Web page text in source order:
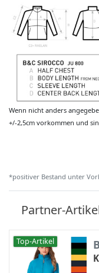
Wenn nicht anders
+/-2,5cm vorkommen und
*positiver Bestand unter
Partner-
Top-Artikel